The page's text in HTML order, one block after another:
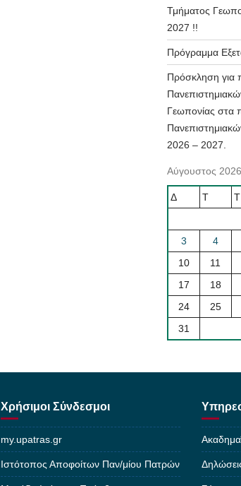
Τμήματος
2027 !!
Πρόγραμμα
Πρόσκληση για
Γεωπονίας στα
2026 – 2027.
Αύγουστος 2026
Δ Τ Τ
3
4
10
11
17
18
24
25
31
Χρήσιμοι Σύνδεσμοι
my.upatras.gr
Ιστότοπος Αποφοίτων Παν/μίου Πατρών